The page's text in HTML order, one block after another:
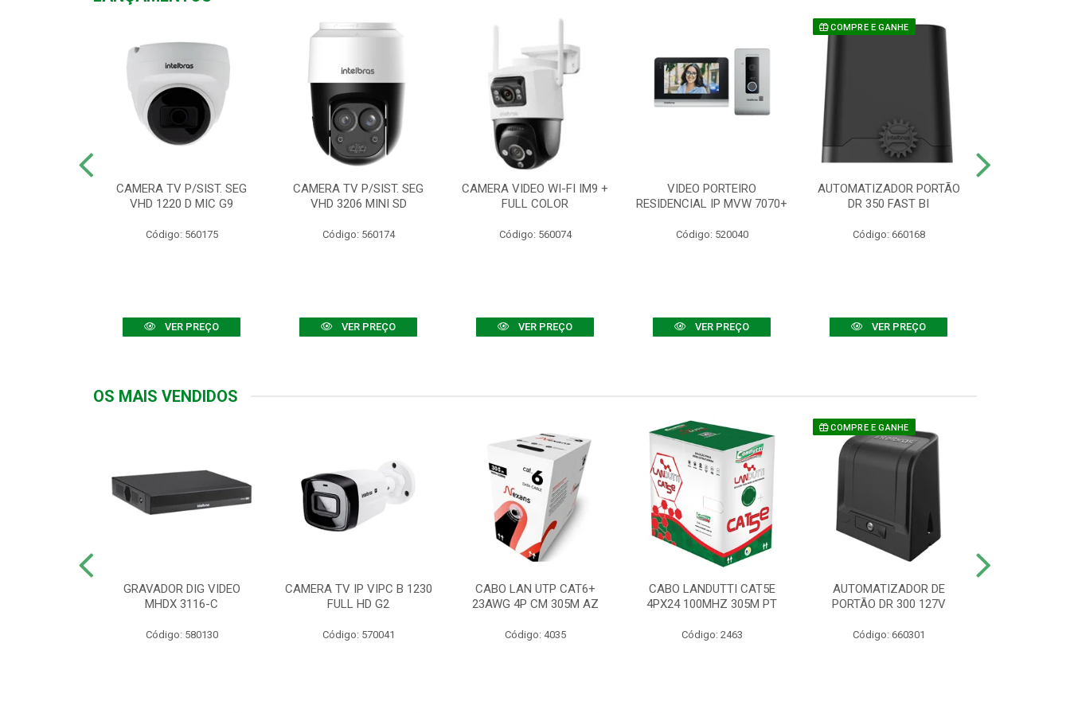
CAMERA TV P/SIST. SEG
VHD 1220 D MIC G9
Código: 560175
VER PREÇO
CAMERA TV P/SIST. SEG
VHD 3206 MINI SD
Código: 560174
VER PREÇO
CAMERA VIDEO WI-FI IM9 +
FULL COLOR
Código: 560074
VER PREÇO
VIDEO PORTEIRO
RESIDENCIAL IP MVW 7070+
Código: 520040
VER PREÇO
COMPRE E GANHE
AUTOMATIZADOR PORTÃO
DR 350 FAST BI
Código: 660168
VER PREÇO
OS MAIS VENDIDOS
GRAVADOR DIG VIDEO
MHDX 3116-C
Código: 580130
CAMERA TV IP VIPC B 1230
FULL HD G2
Código: 570041
CABO LAN UTP CAT6+
23AWG 4P CM 305M AZ
Código: 4035
CABO LANDUTTI CAT5E
4PX24 100MHZ 305M PT
Código: 2463
COMPRE E GANHE
AUTOMATIZADOR DE
PORTÃO DR 300 127V
Código: 660301